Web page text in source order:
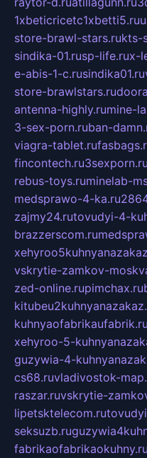
1xbeticricetc1xbetti5.ru
store-brawl-stars.rukts-
sindika-01.rusp-life.rux-
e-abis-1-c.rusindika01.ru
store-brawlstars.ru
antenna-highly.rumine-
3-sex-porn.ruban-
viagra-tablet.ru
fincontech.ru3sexporn.ru
rebus-toys.ruminelab-
medsprawo-4-ka.ru
zajmy24.rutovudyi-4-
brazzerscom.ru
vskrytie-zamkov-
zed-online.rupimchax.ru
kuhnyaofabrikaufabrik.ru
xehyroo-5-
guzywia-4-
cs68.ruvladivostok-
raszar.ruvskrytie-
lipetsktelecom.ru
seksuzb.ru
fabrikaofabrikaokuhny.ru